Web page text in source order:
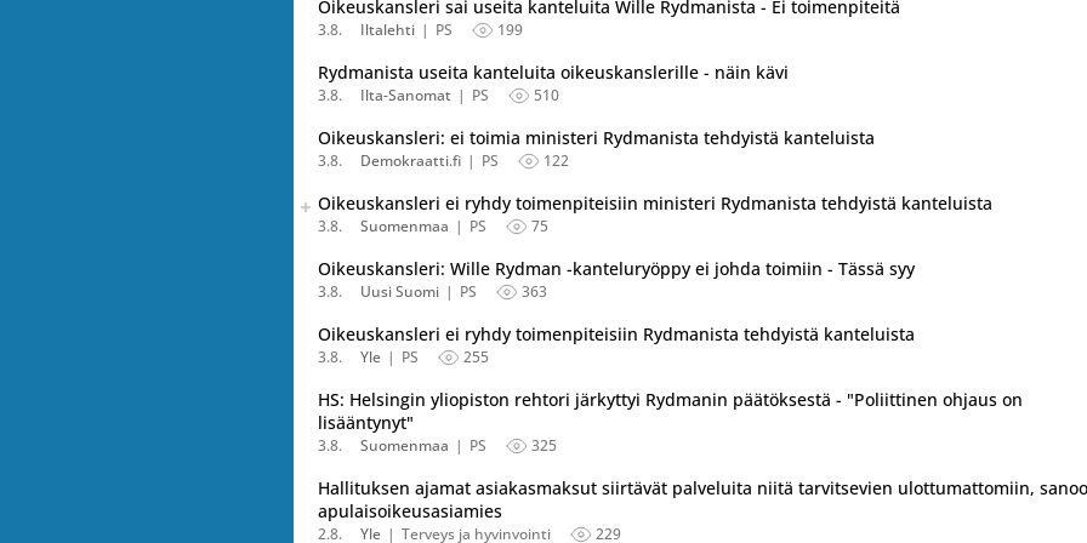
Oikeuskansleri sai useita kanteluita Wille Rydmanista - Ei toimenpiteitä
3.8. Iltalehti PS 199
Rydmanista useita kanteluita oikeuskanslerille - näin kävi
3.8. Ilta-Sanomat PS 510
Oikeuskansleri: ei toimia ministeri Rydmanista tehdyistä kanteluista
3.8. Demokraatti.fi PS 122
Seuraava uutinen on julkaistu useassa eri lähteessä.
Listaa uutisen kaikki versiot
Oikeuskansleri ei ryhdy toimenpiteisiin ministeri Rydmanista tehdyistä kanteluista
3.8. Suomenmaa PS 75
Oikeuskansleri: Wille Rydman -kanteluryöppy ei johda toimiin - Tässä syy
3.8. Uusi Suomi PS 363
Oikeuskansleri ei ryhdy toimenpiteisiin Rydmanista tehdyistä kanteluista
3.8. Yle PS 255
HS: Helsingin yliopiston rehtori järkyttyi Rydmanin päätöksestä - "Poliittinen ohjaus on
lisääntynyt"
3.8. Suomenmaa PS 325
Hallituksen ajamat asiakasmaksut siirtävät palveluita niitä tarvitsevien ulottumattomiin, sanoo
apulaisoikeusasiamies
2.8. Yle Terveys ja hyvinvointi 229